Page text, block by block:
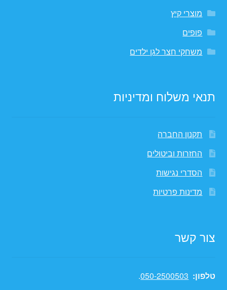
מוצרי קיץ
פופים
משחקי חצר לגן ילדים
תנאי משלוח ומדיניות
תקנון החברה
החזרות וביטולים
הסדרי נגישות
מדינות פרטיות
צור קשר
טלפון: 050-2500503
.